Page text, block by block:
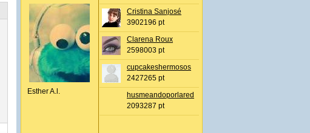
Esther A.l.
Cristina Sanjosé
3902196 pt
Clarena Roux
2598003 pt
cupcakeshermosos
2427265 pt
husmeandoporlared
2093287 pt